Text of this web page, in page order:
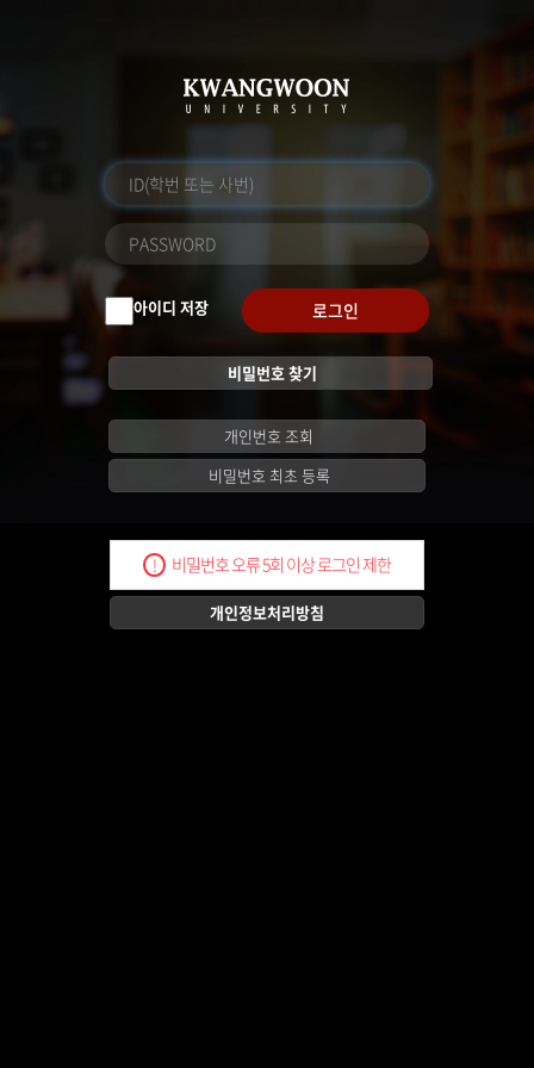
아이디 저장 로그인
비밀번호 찾기
개인번호 조회
비밀번호 최초 등록
! 비밀번호 오류 5회 이상 로그인 제한
개인정보처리방침